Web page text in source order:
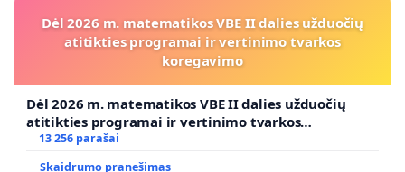
Dėl 2026 m. matematikos VBE II dalies užduočių
atitikties programai ir vertinimo tvarkos
koregavimo
Dėl 2026 m. matematikos VBE II dalies užduočių
atitikties programai ir vertinimo tvarkos
koregavimo
13 256 parašai
Skaidrumo pranešimas